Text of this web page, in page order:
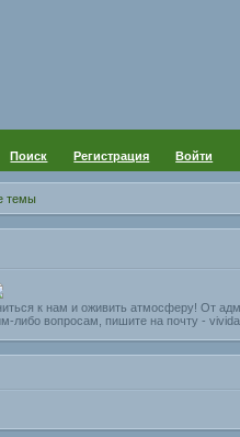
Поиск Регистрация Войти
темы
к нам и оживить атмосферу! От
либо вопросам, пишите на почту -